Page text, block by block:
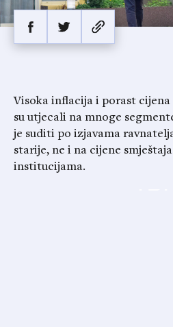
Visoka inflacija i porast
su utjecali na mnoge
je suditi po izjavama
starije, ne i na cijene
institucijama.